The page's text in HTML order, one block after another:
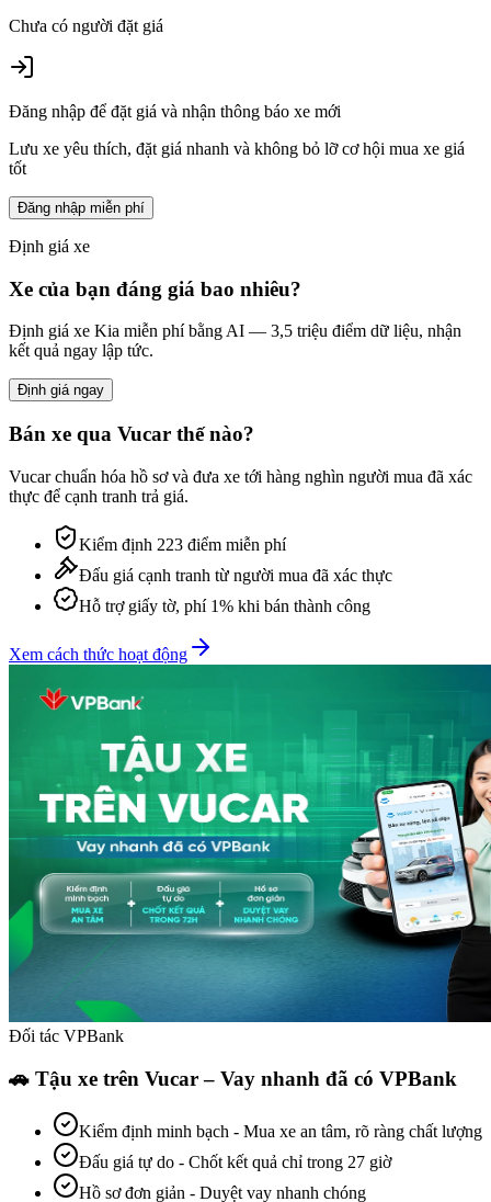
Chưa có người đặt giá
Đăng nhập để đặt giá và nhận thông báo xe mới
Lưu xe yêu thích, đặt giá nhanh và không bỏ lỡ cơ hội mua xe giá
tốt
Đăng nhập miễn phí
Định giá xe
Xe của bạn đáng giá bao nhiêu?
Định giá xe Kia miễn phí bằng AI — 3,5 triệu điểm dữ liệu, nhận
kết quả ngay lập tức.
Định giá ngay
Bán xe qua Vucar thế nào?
Vucar chuẩn hóa hồ sơ và đưa xe tới hàng nghìn người mua đã xác
thực để cạnh tranh trả giá.
Kiểm định 223 điểm miễn phí
Đấu giá cạnh tranh từ người mua đã xác thực
Hỗ trợ giấy tờ, phí 1% khi bán thành công
Xem cách thức hoạt động
Đối tác VPBank
🚗 Tậu xe trên Vucar – Vay nhanh đã có VPBank
Kiểm định minh bạch - Mua xe an tâm, rõ ràng chất lượng
Đấu giá tự do - Chốt kết quả chỉ trong 27 giờ
Hồ sơ đơn giản - Duyệt vay nhanh chóng